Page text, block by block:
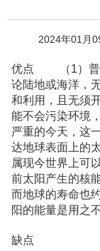
2024年01月
优点 （1）普遍
论陆地或海洋，
和利用，且无
能不会污染环境
严重的今天，
达地球表面上的
属现今世界上
前太阳产生的核
而地球的寿命也
阳的能量是用之
缺点